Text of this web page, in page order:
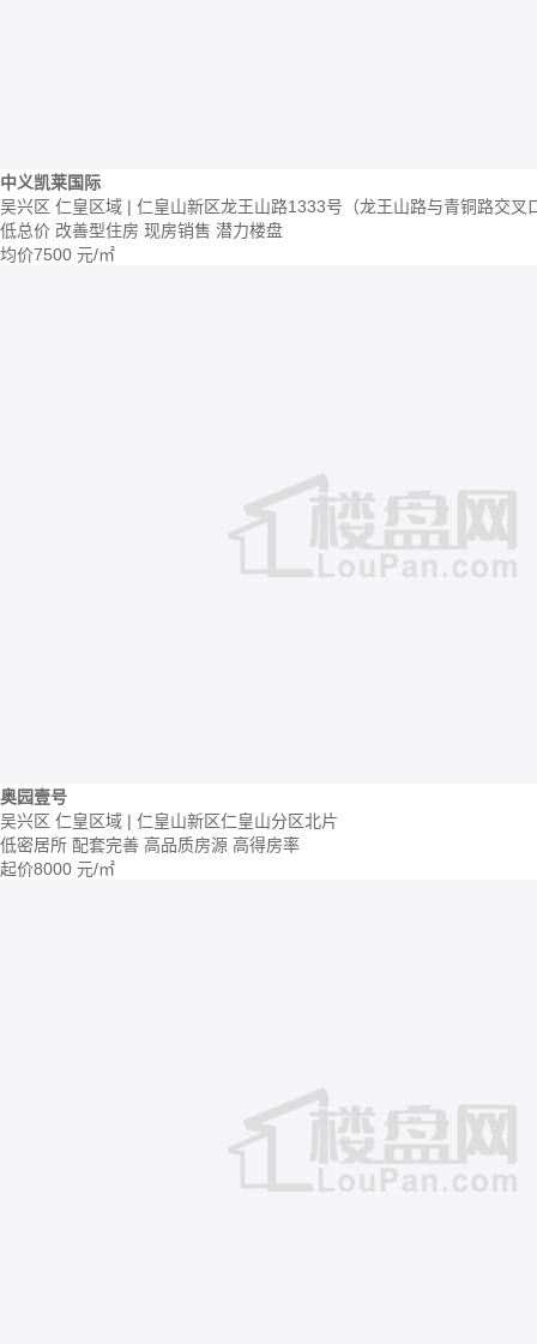
中义凯莱国际
吴兴区 仁皇区域 | 仁皇山新区龙王山路1333号（龙王山路与青铜路交叉
低总价 改善型住房 现房销售 潜力楼盘
均价7500 元/㎡
奥园壹号
吴兴区 仁皇区域 | 仁皇山新区仁皇山分区北片
低密居所 配套完善 高品质房源 高得房率
起价8000 元/㎡